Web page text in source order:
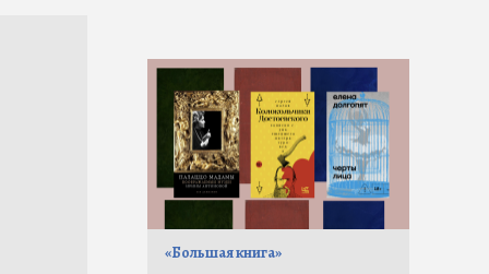
«Большая книга»